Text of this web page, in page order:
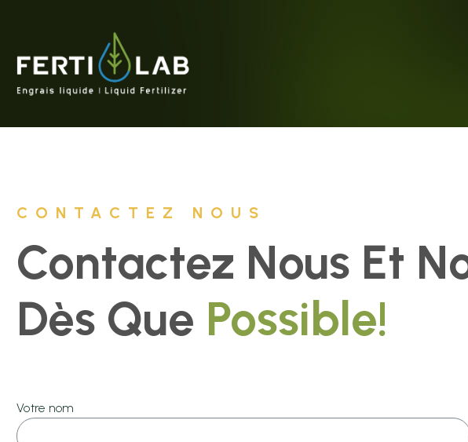
CONTACTEZ NOUS
Contactez Nous Et
Dès Que Possible!
Votre nom